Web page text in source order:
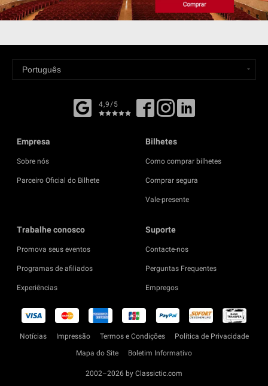
4,9/5
Empresa
Sobre nós
Parceiro Oficial do Bilhete
Bilhetes
Como comprar bilhetes
Comprar segura
Vale-presente
Trabalhe conosco
Promova seus eventos
Programas de afiliados
Experiências
Suporte
Contacte-nos
Perguntas Frequentes
Empregos
Notícias Impressão Termos e Condições
Política de Privacidade
Mapa do Site
Boletim Informativo
2002–2026 by Classictic.com